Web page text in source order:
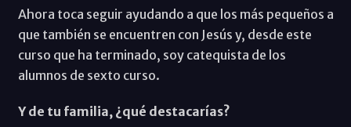
Ahora toca seguir ayudando a que los más pequeños a
que también se encuentren con Jesús y, desde este
curso que ha terminado, soy catequista de los
alumnos de sexto curso.
Y de tu familia, ¿qué destacarías?